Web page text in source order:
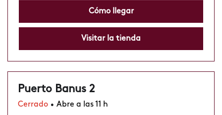
Cómo llegar
Visitar la tienda
Puerto Banus 2
Cerrado • Abre a las 11 h